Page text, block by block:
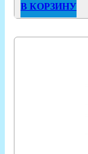
В КОРЗИНУ